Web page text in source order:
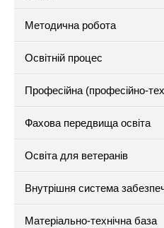
Методична робота
Освітній процес
Професійна (професійно-
Фахова передвища освіта
Освіта для ветеранів
Внутрішня система
Матеріально-технічна база